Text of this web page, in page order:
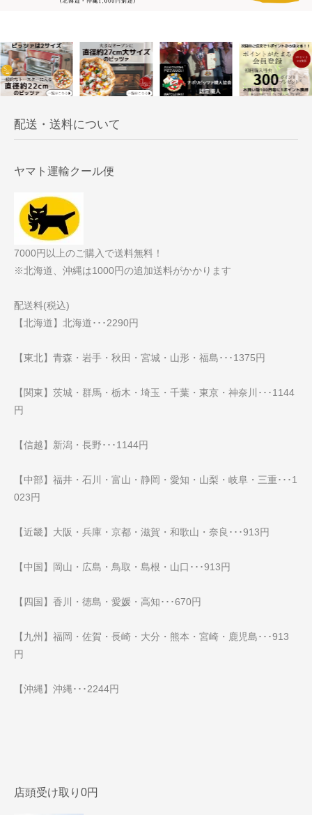
配送・送料について
ヤマト運輸クール便
7000円以上のご購入で送料無料！
※北海道、沖縄は1000円の追加送料がかかります
配送料(税込)
【北海道】北海道･･･2290円
【東北】青森・岩手・秋田・宮城・山形・福島･･･1375円
【関東】茨城・群馬・栃木・埼玉・千葉・東京・神奈川･･･1144
円
【信越】新潟・長野･･･1144円
【中部】福井・石川・富山・静岡・愛知・山梨・岐阜・三重･･･1
023円
【近畿】大阪・兵庫・京都・滋賀・和歌山・奈良･･･913円
【中国】岡山・広島・鳥取・島根・山口･･･913円
【四国】香川・徳島・愛媛・高知･･･670円
【九州】福岡・佐賀・長崎・大分・熊本・宮崎・鹿児島･･･913
円
【沖縄】沖縄･･･2244円
店頭受け取り0円